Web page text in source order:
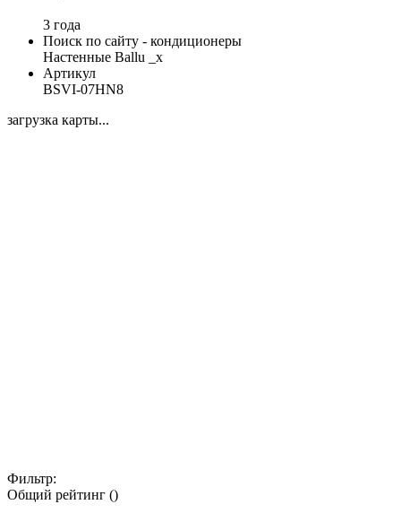
3 года
Поиск по сайту - кондиционеры
Настенные Ballu _x
Артикул
BSVI-07HN8
загрузка карты...
Фильтр:
Общий рейтинг ()